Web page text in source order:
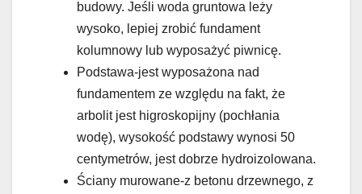
budowy. Jeśli woda gruntowa leży
wysoko, lepiej zrobić fundament
kolumnowy lub wyposażyć piwnicę.
Podstawa-jest wyposażona nad
fundamentem ze względu na fakt, że
arbolit jest higroskopijny (pochłania
wodę), wysokość podstawy wynosi 50
centymetrów, jest dobrze hydroizolowana.
Ściany murowane-z betonu drzewnego, z